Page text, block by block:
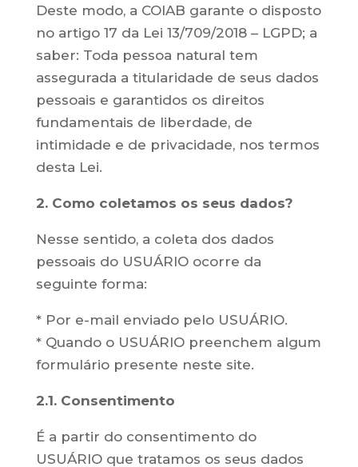
Deste modo, a COIAB garante o disposto
no artigo 17 da Lei 13/709/2018 – LGPD; a
saber: Toda pessoa natural tem
assegurada a titularidade de seus dados
pessoais e garantidos os direitos
fundamentais de liberdade, de
intimidade e de privacidade, nos termos
desta Lei.
2. Como coletamos os seus dados?
Nesse sentido, a coleta dos dados
pessoais do USUÁRIO ocorre da
seguinte forma:
* Por e-mail enviado pelo USUÁRIO.
* Quando o USUÁRIO preenchem algum
formulário presente neste site.
2.1. Consentimento
É a partir do consentimento do
USUÁRIO que tratamos os seus dados